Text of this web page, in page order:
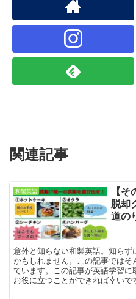
関連記事
和製英語
【
脱却
道の
意外と知らない和製英語。知らず
かもしれません。この記事では
ています。この記事が英語学習に
お役に立つことができれば幸いで